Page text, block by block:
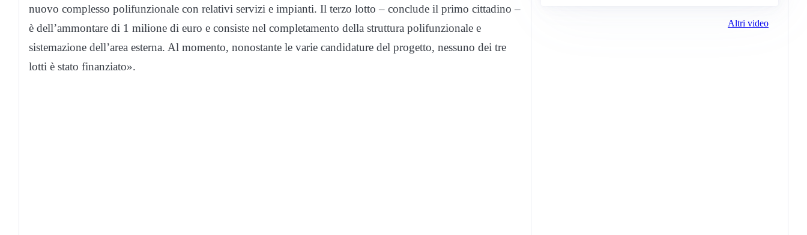
nuovo complesso polifunzionale con relativi servizi e impianti. Il terzo lotto – conclude il primo cittadino –
è dell’ammontare di 1 milione di euro e consiste nel completamento della struttura polifunzionale e
sistemazione dell’area esterna. Al momento, nonostante le varie candidature del progetto, nessuno dei tre
lotti è stato finanziato».
Altri video